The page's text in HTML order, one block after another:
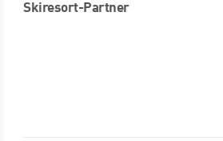
Skiresort-Partner